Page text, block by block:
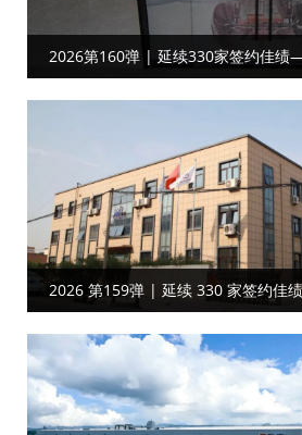
2026第160弹 | 延续330家签约佳
厂目视化
2026 第159弹 | 延续 330 家签约佳
客户携手共启工厂目视化合作